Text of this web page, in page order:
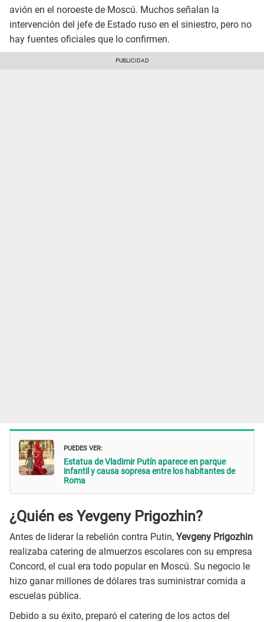
avión en el noroeste de Moscú. Muchos señalan la
intervención del jefe de Estado ruso en el siniestro, pero no
hay fuentes oficiales que lo confirmen.
PUEDES VER:
Estatua de Vladimir Putín aparece en parque
infantil y causa sopresa entre los habitantes de
Roma
¿Quién es Yevgeny Prigozhin?
Antes de liderar la rebelión contra Putin, Yevgeny Prigozhin
realizaba catering de almuerzos escolares con su empresa
Concord, el cual era todo popular en Moscú. Su negocio le
hizo ganar millones de dólares tras suministrar comida a
escuelas pública.
Debido a su éxito, preparó el catering de los actos del